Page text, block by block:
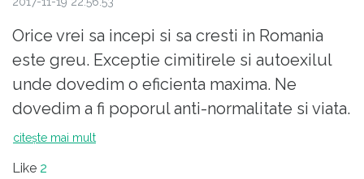
duce pe apa Sâmbetei iar asasinul invizibil al
business-ului va rămâne nepedepsit!
Orice vrei sa incepi si sa cresti in Romania
este greu. Exceptie cimitirele si autoexilul
unde dovedim o eficienta maxima. Ne
dovedim a fi poporul anti-normalitate si viata.
In lumea "civilizata" orice control are ca scop
citește mai mult
Like 2